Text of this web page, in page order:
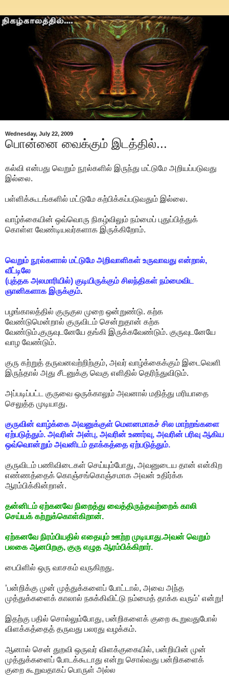
Wednesday, July 22, 2009
பொன்னை வைக்கும் இடத்தில்...
கல்வி என்பது வெறும் நூல்களில் இருந்து மட்டுமே அறியப்படுவது
இல்லை.
பள்ளிக்கூடங்களில் மட்டுமே கற்பிக்கப்படுவதும் இல்லை.
வாழ்க்கையின் ஒவ்வொரு நிகழ்விலும் நம்மைப் புதுப்பித்துக்
கொள்ள வேண்டியவர்களாக இருக்கிறோம்.
வெறும் நூல்களால் மட்டுமே அறிவாளிகள் உருவாவது என்றால்,
வீட்டிலே
(புத்தக அலமாரியில்) குடியிருக்கும் சிலந்திகள் நம்மைவிட
ஞானிகளாக இருக்கும்.
பழங்காலத்தில் குருகுல முறை ஒன்றுண்டு. கற்க
வேண்டுமென்றால் குருவிடம் சென்றுதான் கற்க
வேண்டும்.குருவுடனேயே தங்கி இருக்கவேண்டும். குருவுடனேயே
வாழ வேண்டும்.
குரு கற்றுத் தருவனவற்றிற்கும், அவர் வாழ்க்கைக்கும் இடைவெளி
இருந்தால் அது சீடனுக்கு வெகு எளிதில் தெரிந்துவிடும்.
அப்படிப்பட்ட குருவை ஒருக்காலும் அவனால் மதித்து மரியாதை
செலுத்த முடியாது.
குருவின் வாழ்க்கை அவனுக்குள் மெளனமாகச் சில மாற்றங்களை
ஏற்படுத்தும். அவரின் அன்பு, அவரின் உணர்வு, அவரின் பரிவு ஆகிய
ஒவ்வொன்றும் அவனிடம் தாக்கத்தை ஏற்படுத்தும்.
குருவிடம் பணிவிடைகள் செய்யும்போது, அவனுடைய தான் என்கிற
எண்ணத்தைக் கொஞ்சங்கொஞ்சமாக அவன் உதிர்க்க
ஆரம்பிக்கின்றான்.
தன்னிடம் ஏற்கனவே நிறைத்து வைத்திருந்தவற்றைக் காலி
செய்யக் கற்றுக்கொள்கிறான்.
ஏற்கனவே நிரம்பியதில் எதையும் ஊற்ற முடியாது.அவன் வெறும்
பலகை ஆனபிறகு, குரு எழுத ஆரம்பிக்கிறார்.
பைபிளில் ஒரு வாசகம் வருகிறது.
’பன்றிக்கு முன் முத்துக்களைப் போட்டால், அவை அந்த
முத்துக்களைக் காலால் நசுக்கிவிட்டு நம்மைத் தாக்க வரும்’ என்று!
இதற்கு பதில் சொல்லும்போது, பன்றிகளைக் குறை கூறுவதுபோல்
விளக்கத்தைத் தருவது பலரது வழக்கம்.
ஆனால் சென் துறவி ஒருவர் விளக்குகையில், பன்றியின் முன்
முத்துக்களைப் போடக்கூடாது என்று சொல்வது பன்றிகளைக்
குறை கூறுவதாகப் பொருள் அல்ல